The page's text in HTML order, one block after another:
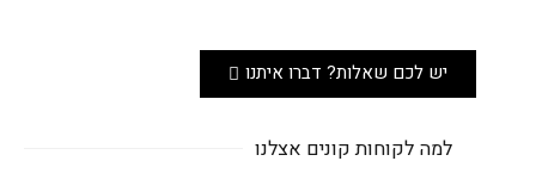
יש לכם שאלות? דברו איתנו
למה לקוחות קונים אצלנו